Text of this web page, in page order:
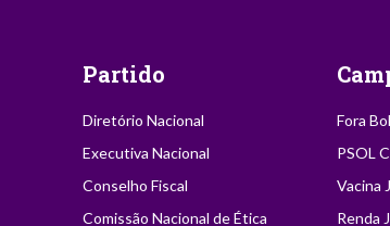
Partido
Diretório Nacional
Executiva Nacional
Conselho Fiscal
Comissão Nacional de Ética
Fora
PSOL
Vacina
Renda